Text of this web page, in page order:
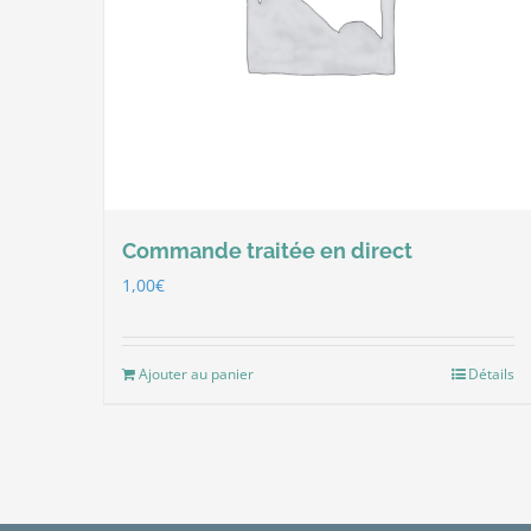
Commande traitée en direct
1,00€
Ajouter au panier Détails